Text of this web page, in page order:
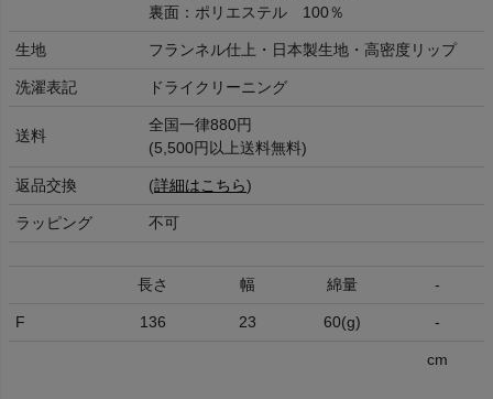
裏面：ポリエステル 100％
生地 フランネル仕上・日本製生地・高密度リップ
洗濯表記 ドライクリーニング
送料
全国一律880円
(5,500円以上送料無料)
返品交換 (詳細はこちら)
ラッピング 不可
長さ 幅 綿量 -
F 136 23 60(g) -
cm